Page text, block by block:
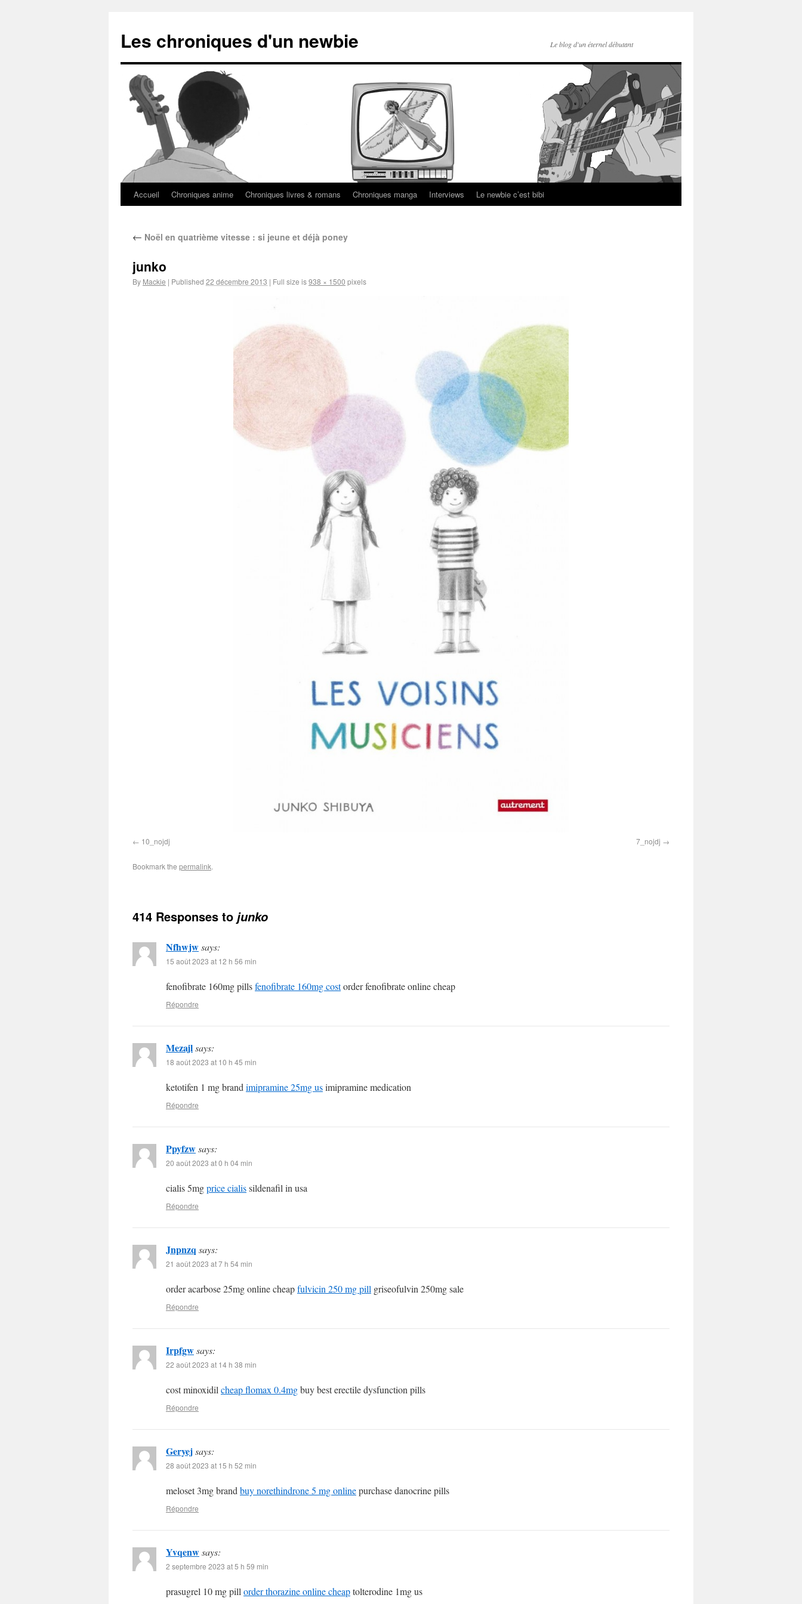
Les chroniques d'un newbie Le blog d'un éternel débutant
Accueil Chroniques anime Chroniques livres & romans Chroniques manga Interviews Le newbie c’est bibi
← Noël en quatrième vitesse : si jeune et déjà poney
junko
By Mackie | Published 22 décembre 2013 | Full size is938 × 1500 pixels
10_nojdj 7_nojdj
Bookmark the permalink.
414 Responses to junko
Nfhwjwsays:
15 août 2023 at 12 h 56 min
fenofibrate 160mg pillsfenofibrate 160mg costorder fenofibrate online cheap
Répondre
Mezajlsays:
18 août 2023 at 10 h 45 min
ketotifen 1 mg brand imipramine 25mg usimipramine medication
Répondre
Ppyfzwsays:
20 août 2023 at 0 h 04 min
cialis 5mgprice cialissildenafil in usa
Répondre
Jnpnzq says:
21 août 2023 at 7 h 54 min
order acarbose 25mg online cheapfulvicin 250 mg pill griseofulvin 250mg sale
Répondre
Irpfgwsays:
22 août 2023 at 14 h 38 min
cost minoxidil cheap flomax 0.4mgbuy best erectile dysfunction pills
Répondre
Geryejsays:
28 août 2023 at 15 h 52 min
meloset 3mg brand buy norethindrone 5 mg onlinepurchase danocrine pills
Répondre
Yvqenwsays:
2 septembre 2023 at 5 h 59 min
prasugrel 10 mg pill order thorazine online cheaptolterodine 1mg us